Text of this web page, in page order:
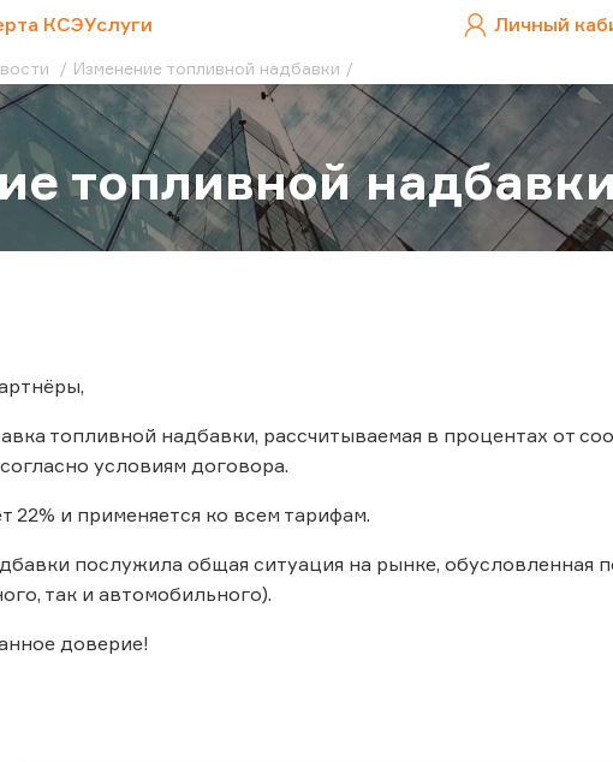
КСЭУслуги Личный
Изменение топливной надбавки
топливной надбавки
топливной надбавки, рассчитываемая в процентах от
условиям договора.
22% и применяется ко всем тарифам.
послужила общая ситуация на рынке, обусловленная
так и автомобильного).
доверие!